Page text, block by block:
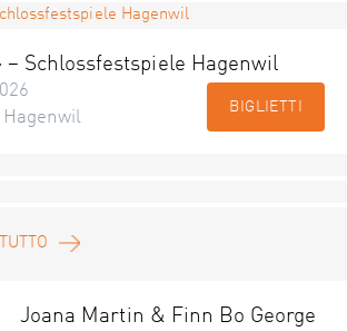
– Schlossfestspiele Hagenwil
Hagenwil
BIGLIETTI
Joana Martin & Finn Bo George